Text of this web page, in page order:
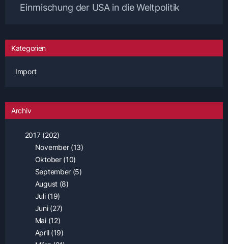
Einmischung der USA in die Weltpolitik
Kategorien
Import
Archiv
2017 (202)
November (13)
Oktober (10)
September (5)
August (8)
Juli (19)
Juni (27)
Mai (12)
April (19)